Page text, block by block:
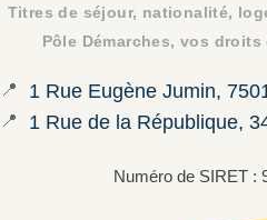
Titres de séjour, nationalité,
Pôle Démarches, vos
📍 1 Rue Eugène Jumin,
📍 1 Rue de la République,
Numéro de SIRET :